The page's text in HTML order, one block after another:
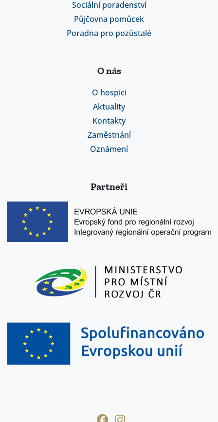
Sociální poradenství
Půjčovna pomůcek
Poradna pro pozůstalé
O nás
O hospici
Aktuality
Kontakty
Zaměstnání
Oznámení
Partneři